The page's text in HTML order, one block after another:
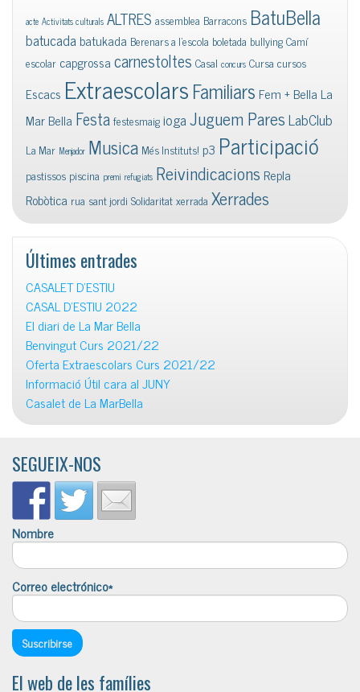
acte Activitats culturals ALTRES assemblea Barracons BatuBella
batucadabatukada Berenars a l'escola boletada bullyingCamí
escolar capgrossacarnestoltes Casal concurs Cursa cursos
Escacs ExtraescolarsFamiliars Fem + Bella La
Mar Bella FestafestesmaigiogaJuguem ParesLabClub
La Mar Menjador Musica Més Instituts! p3 Participació
pastissos piscina premi refugiats Reivindicacions Repla
Robòtica rua sant jordi Solidaritatxerrada Xerrades
Últimes entrades
CASALET D’ESTIU
CASAL D’ESTIU 2022
El diari de La Mar Bella
Benvingut Curs 2021/22
Oferta Extraescolars Curs 2021/22
Informació Útil cara al JUNY
Casalet de La MarBella
SEGUEIX-NOS
Nombre
Correo electrónico*
El web de les famílies